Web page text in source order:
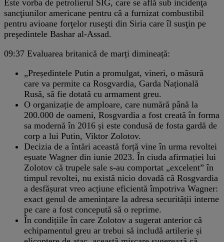
Este vorba de petrolierul SIG, care se află sub incidenţa
sancţiunilor americane pentru că a furnizat combustibil
pentru avioane forţelor ruseşti din Siria care îl susţin pe
preşedintele Bashar al-Assad.
09:37 Evaluarea britanică de marți dimineață:
„Președintele Putin a promulgat, vineri, o măsură
care va permite ca Rosgvardia, Garda Națională
Rusă, să fie dotată cu armament greu.
O organizație de amploare, care numără până la
200.000 de oameni, Rosgvardia a fost creată în forma
sa modernă în 2016 și este condusă de fosta gardă de
corp a lui Putin, Viktor Zolotov.
Decizia de a întări această forță vine în urma revoltei
eșuate Wagner din iunie 2023. În ciuda afirmației lui
Zolotov că trupele sale s-au comportat „excelent” în
timpul revoltei, nu există nicio dovadă că Rosgvardia
a desfășurat vreo acțiune eficientă împotriva Wagner:
exact genul de amenințare la adresa securității interne
pe care a fost concepută să o reprime.
În condițiile în care Zolotov a sugerat anterior că
echipamentul greu ar trebui să includă artilerie și